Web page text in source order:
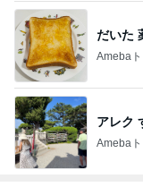
だいた
Ameba
アレク
Ameba